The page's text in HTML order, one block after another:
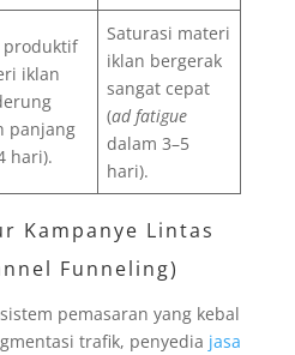
produktif
iklan
panjang
hari).
Saturasi materi
iklan bergerak
sangat cepat
(ad fatigue
dalam 3–5
hari).
Kampanye Lintas
Funneling)
pemasaran yang kebal
trafik, penyedia jasa